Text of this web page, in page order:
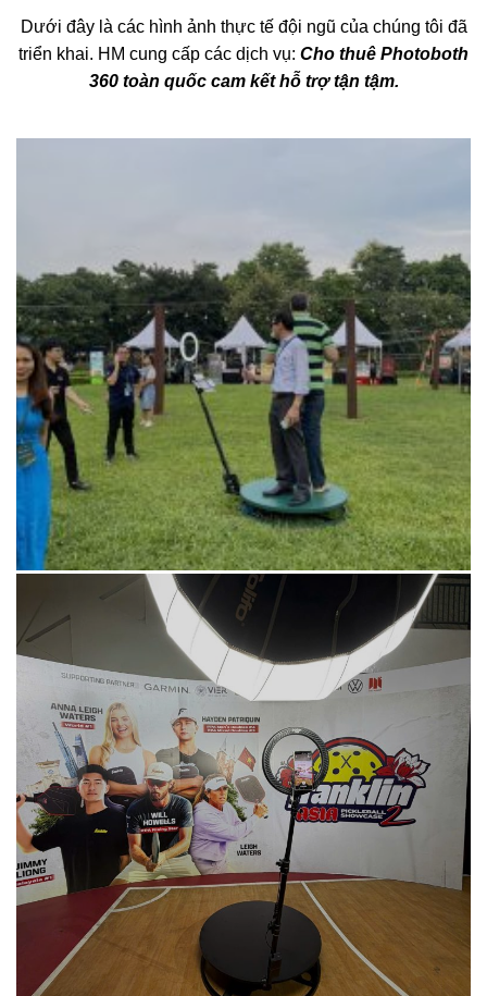
Dưới đây là các hình ảnh thực tế đội ngũ của chúng tôi đã
triển khai. HM cung cấp các dịch vụ: Cho thuê Photoboth
360 toàn quốc cam kết hỗ trợ tận tậm.